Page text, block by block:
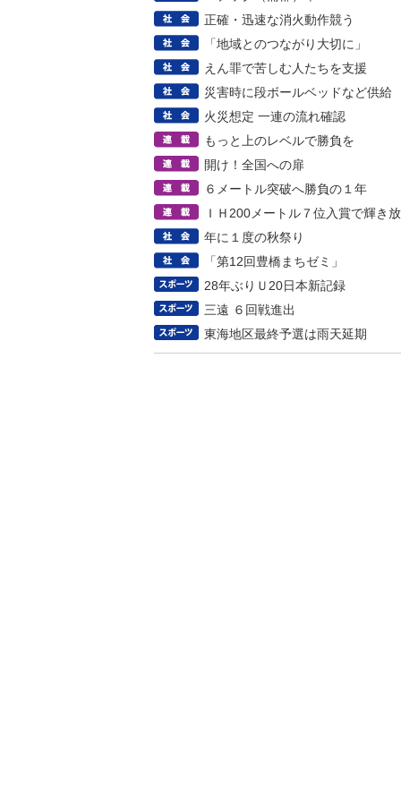
正確・迅速な消火動作競う
「地域とのつながり大切に」
えん罪で苦しむ人たちを支援
災害時に段ボールベッドなど供給
火災想定 一連の流れ確認
もっと上のレベルで勝負を
開け！全国への扉
６メートル突破へ勝負の１年
ＩＨ200メートル７位入賞で輝き
年に１度の秋祭り
「第12回豊橋まちゼミ」
28年ぶりＵ20日本新記録
三遠 ６回戦進出
東海地区最終予選は雨天延期